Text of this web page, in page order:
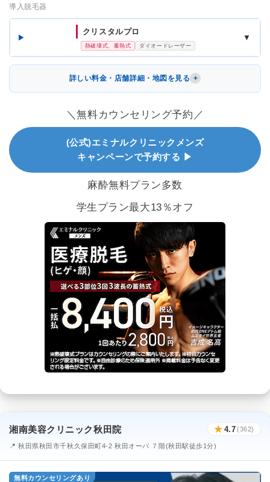
導入脱毛器
クリスタルプロ
熱破壊式、蓄熱式 ダイオードレーザー
▼
詳しい料金・店舗詳細・地図を見る
＼無料カウンセリング予約／
(公式)エミナルクリニックメンズ
キャンペーンで予約する ▶
麻酔無料プラン多数
学生プラン最大13％オフ
湘南美容クリニック秋田院 ★ 4.7(362)
📍 秋田県秋田市千秋久保田町4-2 秋田オーパ ７階(秋田駅徒歩1分)
無料カウンセリングあり